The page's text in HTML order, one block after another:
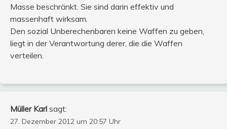
Masse beschränkt. Sie sind darin effektiv und
massenhaft wirksam.
Den sozial Unberechenbaren keine Waffen zu geben,
liegt in der Verantwortung derer, die die Waffen
verteilen.
Müller Karl sagt:
27. Dezember 2012 um 20:57 Uhr